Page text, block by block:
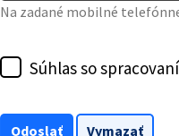
Na zadané mobilné
Súhlas so